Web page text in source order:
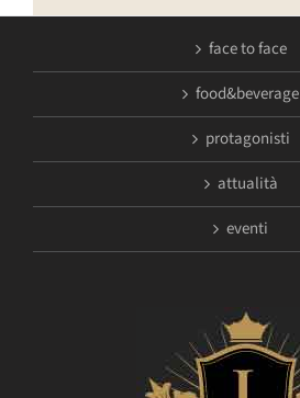
face to face
food&beverage
protagonisti
attualità
eventi